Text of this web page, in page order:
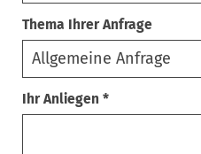
Thema Ihrer Anfrage
Ihr Anliegen *